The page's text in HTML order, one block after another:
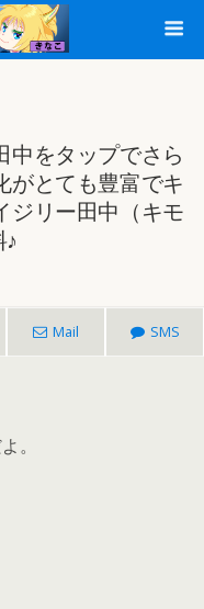
中をタップでさら
がとても豊富でキ
ジリー田中（キモ
Mail SMS
有。